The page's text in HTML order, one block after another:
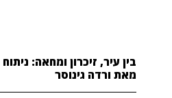
בין עיר, זיכרון ומחאה:
מאת ורדה גינוסר